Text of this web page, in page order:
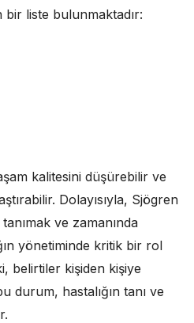
liste bulunmaktadır:
kalitesini düşürebilir ve
Dolayısıyla, Sjögren
ve zamanında
yönetiminde kritik bir rol
belirtiler kişiden kişiye
durum, hastalığın tanı ve